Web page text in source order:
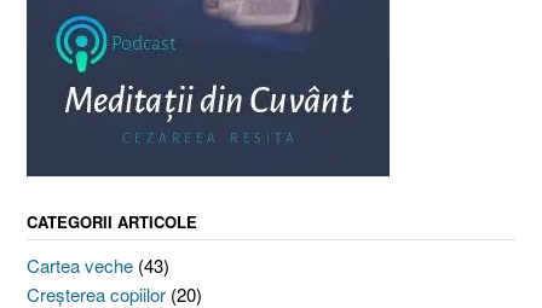
CATEGORII ARTICOLE
Cartea veche (43)
Creşterea copiilor (20)